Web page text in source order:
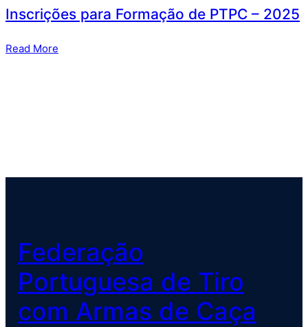
Inscrições para Formação de PTPC – 2025
Read More
Federação
Portuguesa de Tiro
com Armas de Caça